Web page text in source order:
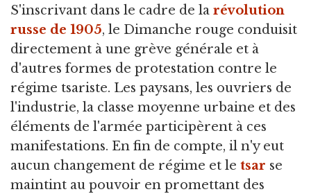
S'inscrivant dans le cadre de la révolution
russe de 1905, le Dimanche rouge conduisit
directement à une grève générale et à
d'autres formes de protestation contre le
régime tsariste. Les paysans, les ouvriers de
l'industrie, la classe moyenne urbaine et des
éléments de l'armée participèrent à ces
manifestations. En fin de compte, il n'y eut
aucun changement de régime et le tsar se
maintint au pouvoir en promettant des